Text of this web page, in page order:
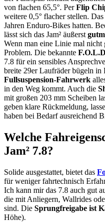
von flachen 65,5°. PerFlip
weitere 0,5° flacher stellen.
Jahren Enduro-Bikes hatten.
lässt sich das Jam² äußerst
Wenn man eine Linie mal nicht
Problem. Die bekannte
7.8 für ein sensibles
breite 29er Laufräder bügeln
Fullsuspension-Fahrwerk
in den Weg kommt. Auch die
mit großen 203 mm Scheiben
geben klare Rückmeldung,
haben bei Bedarf ausreichend
Welche
Jam² 7.8?
Solide ausgestattet, bietet das
für weniger fahrtechnisch
Ich kann mir das 7.8 auch gut
die mit Anliegern, Wallrides
sind. Die Sprungfreigabe ist
Höhe).